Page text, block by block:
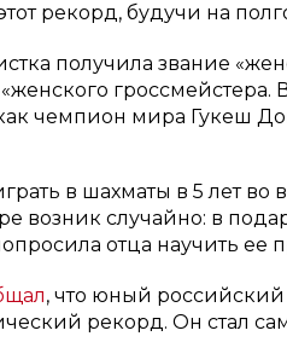
рекорд, будучи на
получила звание
чемпион мира Гукеш
в шахматы в 5 лет во
возник случайно: в
отца научить ее
, что юный
рекорд. Он стал